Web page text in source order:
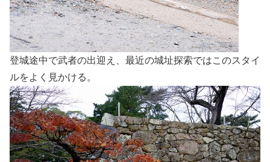
登城途中で武者の出迎え、最近の城址探索ではこのスタイ
ルをよく見かける。